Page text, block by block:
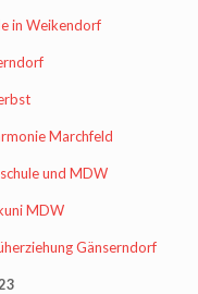
in Weikendorf
Marchfeld
und MDW
MDW
Gänserndorf